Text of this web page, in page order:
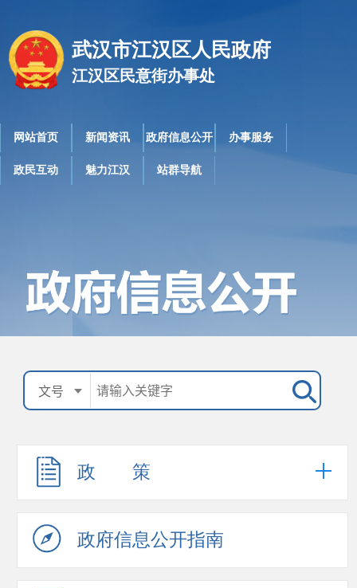
武汉市江汉区人民政府
江汉区民意街办事处
网站首页 新闻资讯 政府信息公开 办事服务
政民互动 魅力江汉 站群导航
政 策
政府信息公开指南